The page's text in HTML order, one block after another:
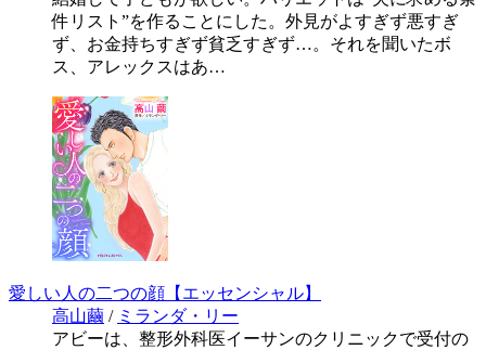
件リスト”を作ることにした。外見がよすぎず悪すぎ
ず、お金持ちすぎず貧乏すぎず…。それを聞いたボ
ス、アレックスはあ…
愛しい人の二つの顔【エッセンシャル】
高山繭 / ミランダ・リー
アビーは、整形外科医イーサンのクリニックで受付の